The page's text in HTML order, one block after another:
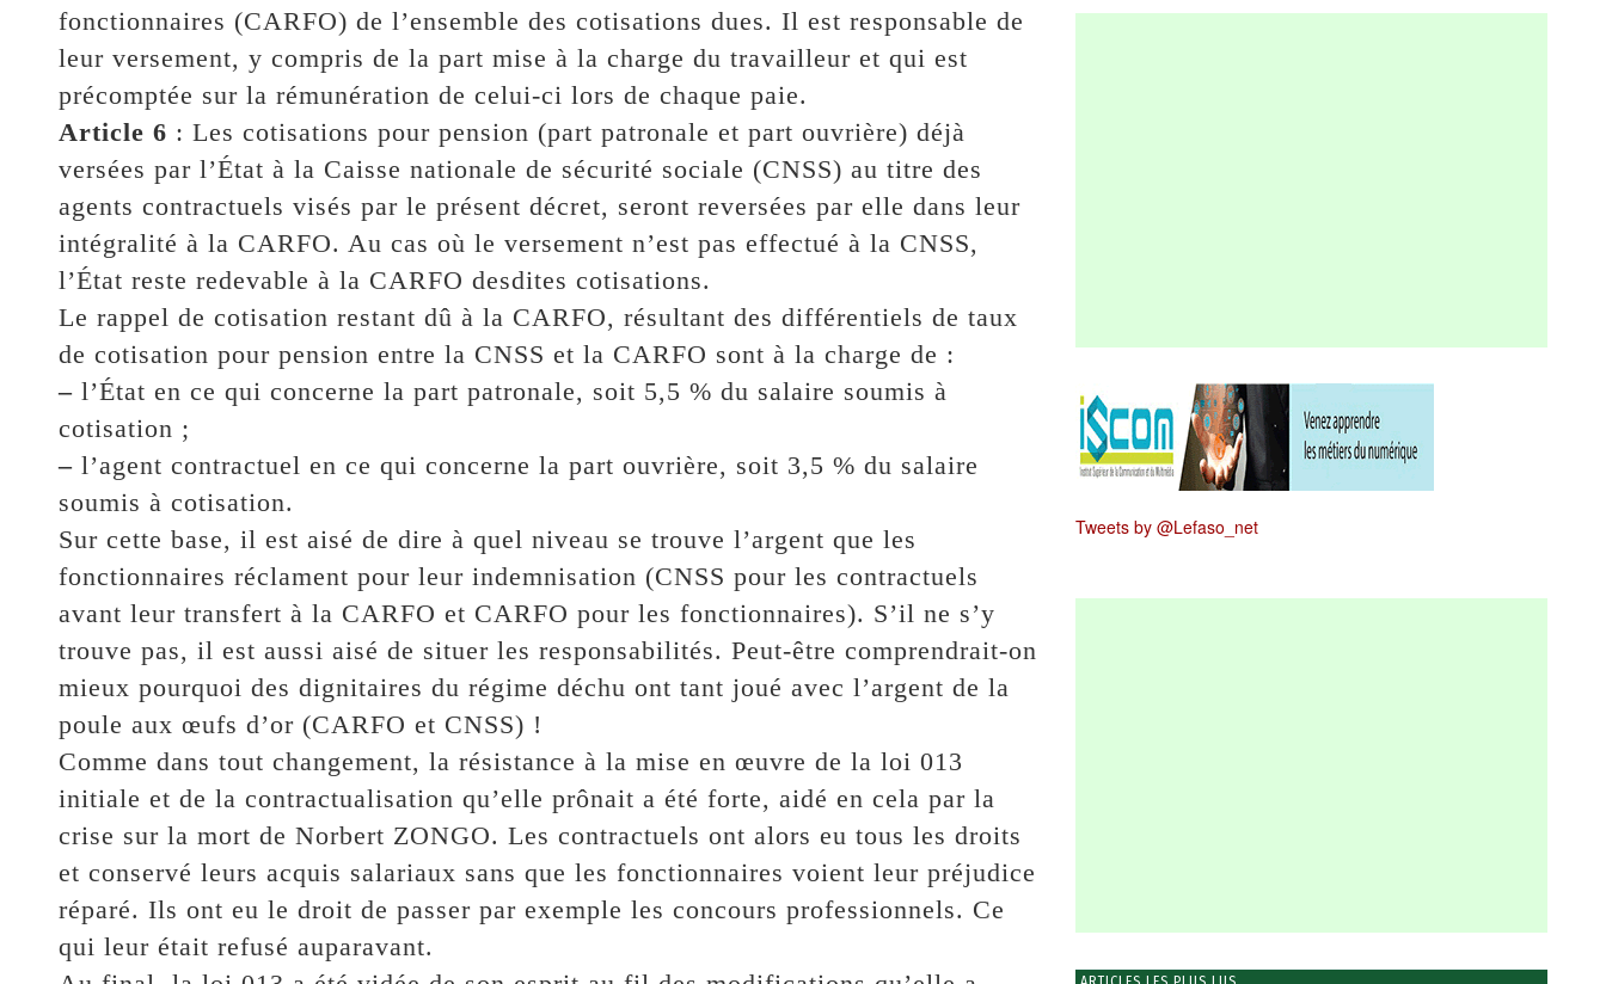
fonctionnaires (CARFO) de l’ensemble des cotisations dues. Il est responsable de
leur versement, y compris de la part mise à la charge du travailleur et qui est
précomptée sur la rémunération de celui-ci lors de chaque paie.
Article 6 : Les cotisations pour pension (part patronale et part ouvrière) déjà
versées par l’État à la Caisse nationale de sécurité sociale (CNSS) au titre des
agents contractuels visés par le présent décret, seront reversées par elle dans leur
intégralité à la CARFO. Au cas où le versement n’est pas effectué à la CNSS,
l’État reste redevable à la CARFO desdites cotisations.
Le rappel de cotisation restant dû à la CARFO, résultant des différentiels de taux
de cotisation pour pension entre la CNSS et la CARFO sont à la charge de :
–l’État en ce qui concerne la part patronale, soit 5,5 % du salaire soumis à
cotisation ;
–l’agent contractuel en ce qui concerne la part ouvrière, soit 3,5 % du salaire
soumis à cotisation.
Sur cette base, il est aisé de dire à quel niveau se trouve l’argent que les
fonctionnaires réclament pour leur indemnisation (CNSS pour les contractuels
avant leur transfert à la CARFO et CARFO pour les fonctionnaires). S’il ne s’y
trouve pas, il est aussi aisé de situer les responsabilités. Peut-être comprendrait-on
mieux pourquoi des dignitaires du régime déchu ont tant joué avec l’argent de la
poule aux œufs d’or (CARFO et CNSS) !
Comme dans tout changement, la résistance à la mise en œuvre de la loi 013
initiale et de la contractualisation qu’elle prônait a été forte, aidé en cela par la
crise sur la mort de Norbert ZONGO. Les contractuels ont alors eu tous les droits
et conservé leurs acquis salariaux sans que les fonctionnaires voient leur préjudice
réparé. Ils ont eu le droit de passer par exemple les concours professionnels. Ce
qui leur était refusé auparavant.
Tweets by @Lefaso_net